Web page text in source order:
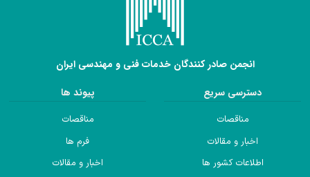
انجمن صادر کنندگان خدمات فنی و مهندسی ایران
دسترسی سریع
مناقصات
اخبار و مقالات
اطلاعات کشور ها
پیوند ها
مناقصات
فرم ها
اخبار و مقالات